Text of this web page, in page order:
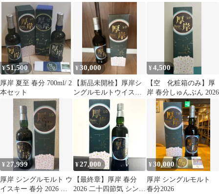
春分 55° 700ml
ん2026
¥51,500
厚岸 夏至 春分 700ml/ 2
本セット
¥30,000
【新品未開栓】厚岸シ
ングルモルトウイスキ
ー 春分
¥4,500
【空 化粧箱のみ】厚
岸 春分しゅんぶん 2026
¥27,999
厚岸 シングルモルト ウ
イスキー 春分 2026 し
¥27,000
【最終章】厚岸 春分
2026 二十四節気 シング
¥30,000
厚岸 シングルモルト
春分2026